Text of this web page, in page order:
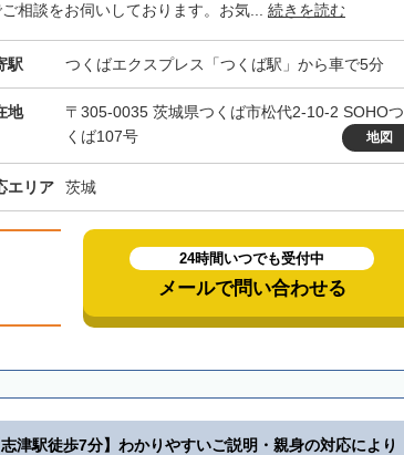
ご相談をお伺いしております。お気... 続きを読む
駅 つくばエクスプレス「つくば駅」から車で5分
地
〒305-0035 茨城県つくば市松代2-10-2 SOHOつ
くば107号
地図
エリア 茨城
24時間いつでも受付中
メールで問い合わせる
志津駅徒歩7分】わかりやすいご説明・親身の対応により